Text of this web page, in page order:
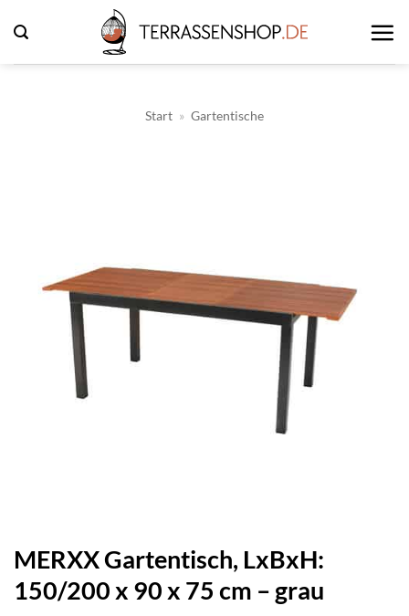
Inhalt
springen
Start » Gartentische
MERXX Gartentisch, LxBxH:
150/200 x 90 x 75 cm – grau